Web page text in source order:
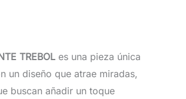
TREBOL es una pieza única
un diseño que atrae miradas,
buscan añadir un toque